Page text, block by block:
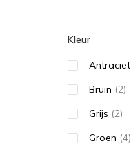
Kleur
Antraciet
Bruin (2)
Grijs (2)
Groen (4)